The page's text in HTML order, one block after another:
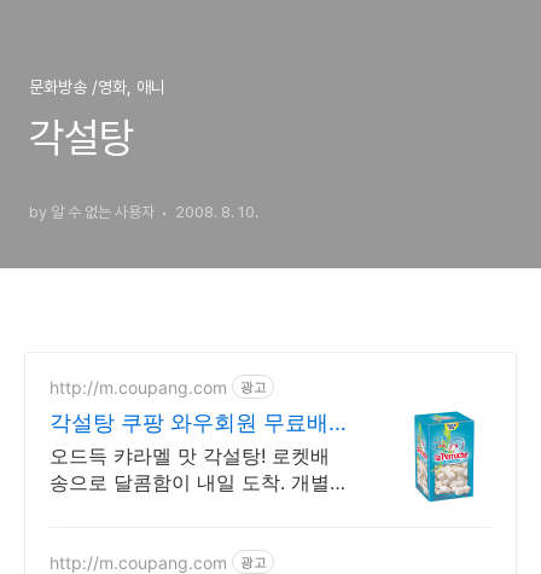
문화방송 /영화, 애니
각설탕
by 알 수 없는 사용자 2008. 8. 10.
http://m.coupang.com 광고
각설탕 쿠팡 와우회원 무료배
송
오드득 캬라멜 맛 각설탕! 로켓배
송으로 달콤함이 내일 도착. 개별
http://m.coupang.com 광고